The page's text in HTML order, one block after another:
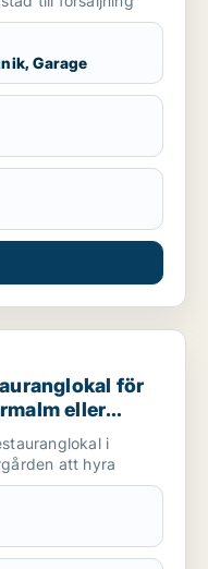
Garage
för uthyrning i
för
eller
i
att hyra